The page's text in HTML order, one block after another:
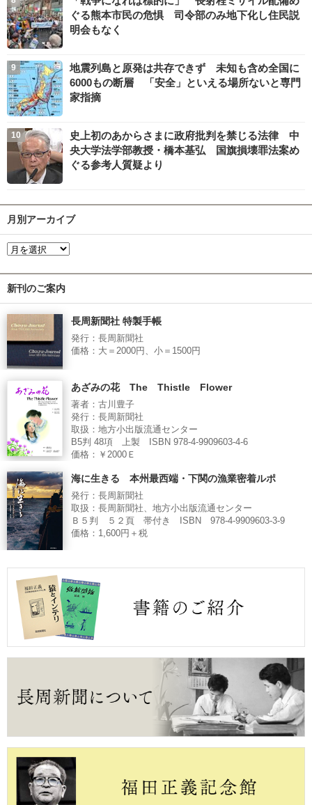
ぐる熊本市民の危惧 司令部のみ地下化し住民説
明会もなく
地震列島と原発は共存できず 未知も含め全国に
6000もの断層 「安全」といえる場所ないと専門
家指摘
史上初のあからさまに政府批判を禁じる法律 中
央大学法学部教授・橋本基弘 国旗損壊罪法案め
ぐる参考人質疑より
月別アーカイブ
新刊のご案内
長周新聞社 特製手帳
発行：長周新聞社
価格：大＝2000円、小＝1500円
あざみの花 The Thistle Flower
著者：古川豊子
発行：長周新聞社
取扱：地方小出版流通センター
B5判 48項 上製 ISBN 978-4-9909603-4-6
価格：￥2000Ｅ
海に生きる 本州最西端・下関の漁業密着ルポ
発行：長周新聞社
取扱：長周新聞社、地方小出版流通センター
Ｂ５判 ５２頁 帯付き ISBN 978-4-9909603-3-9
価格：1,600円＋税